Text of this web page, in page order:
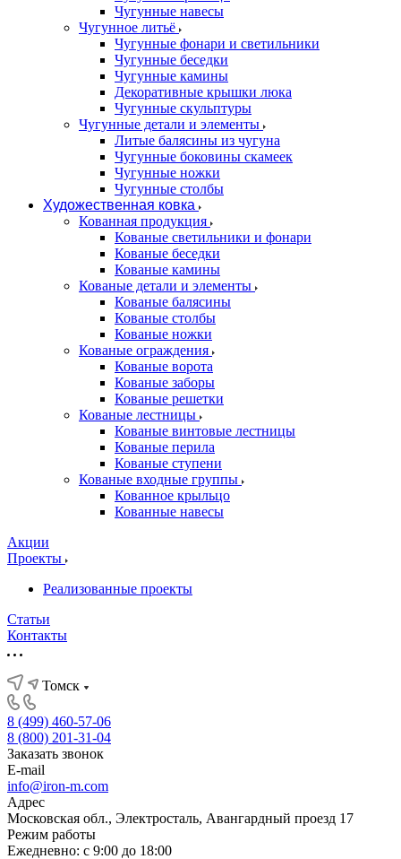
Чугунные навесы
Чугунное литьё
Чугунные фонари и светильники
Чугунные беседки
Чугунные камины
Декоративные крышки люка
Чугунные скульптуры
Чугунные детали и элементы
Литые балясины из чугуна
Чугунные боковины скамеек
Чугунные ножки
Чугунные столбы
Художественная ковка
Кованная продукция
Кованые светильники и фонари
Кованые беседки
Кованые камины
Кованые детали и элементы
Кованые балясины
Кованые столбы
Кованые ножки
Кованые ограждения
Кованые ворота
Кованые заборы
Кованые решетки
Кованые лестницы
Кованые винтовые лестницы
Кованые перила
Кованые ступени
Кованые входные группы
Кованное крыльцо
Кованные навесы
Акции
Проекты
Реализованные проекты
Статьи
Контакты
Томск
8 (499) 460-57-06
8 (800) 201-31-04
Заказать звонок
E-mail
info@iron-m.com
Адрес
Московская обл., Электросталь, Авангардный проезд 17
Режим работы
Ежедневно: с 9:00 до 18:00